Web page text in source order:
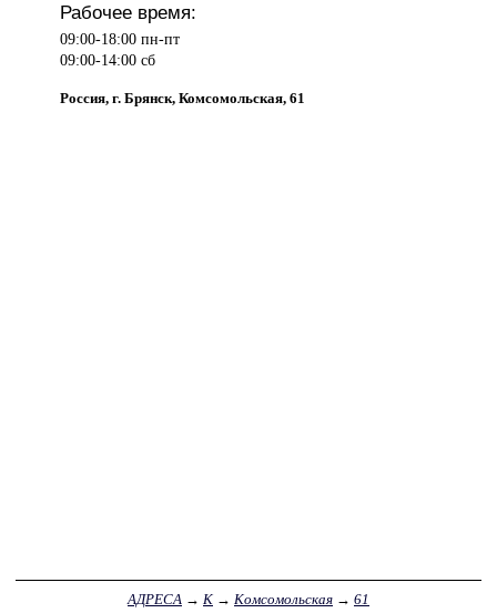
Рабочее время:
09:00-18:00 пн-пт
09:00-14:00 сб
Россия, г. Брянск, Комсомольская, 61
АДРЕСА → К → Комсомольская → 61